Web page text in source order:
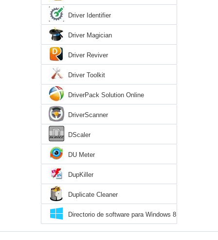
Driver Identifier
Driver Magician
Driver Reviver
Driver Toolkit
DriverPack Solution Online
DriverScanner
DScaler
DU Meter
DupKiller
Duplicate Cleaner
Directorio de software para Windows 8